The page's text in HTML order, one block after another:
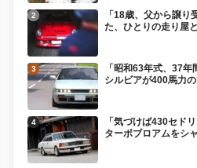
「18歳、父から譲
た、ひとりの走り屋
「昭和63年式、37
シルビアが400馬力
「気づけば430セド
ターボブロアムをシ